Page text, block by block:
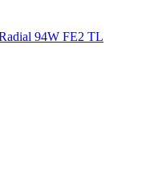
94W FE2 TL